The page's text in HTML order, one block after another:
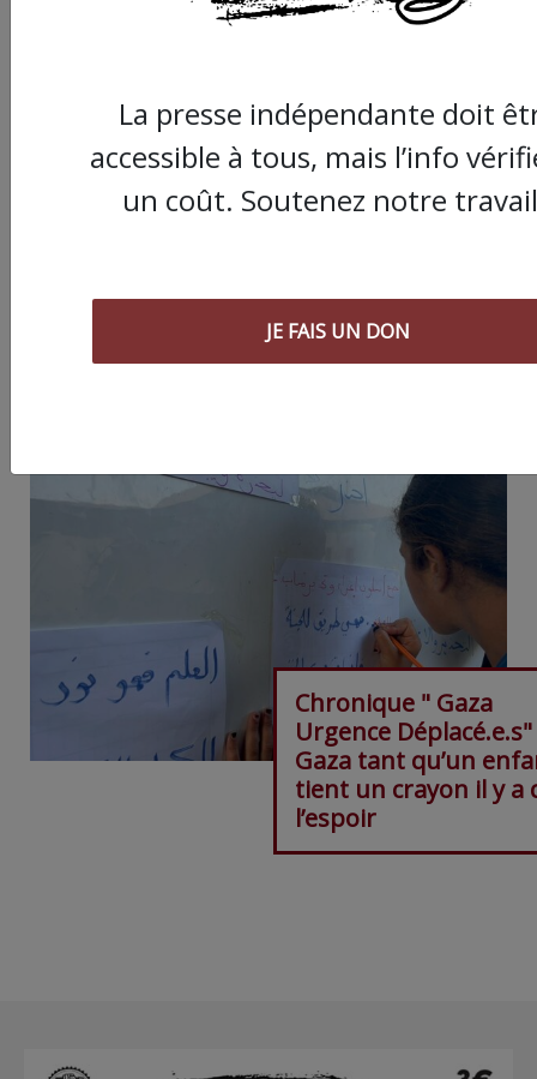
Chronique " Gaza
Urgence
Gaza tant qu’un
tient un crayon il y a
l’espoir
La presse indépendante doit
accessible à tous, mais l’info
un coût. Soutenez notre
JE FAIS UN DON